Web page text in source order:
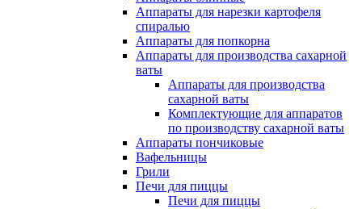
Аппараты для нарезки картофеля
спиралью
Аппараты для попкорна
Аппараты для производства сахарной
ваты
Аппараты для производства
сахарной ваты
Комплектующие для аппаратов
по производству сахарной ваты
Аппараты пончиковые
Вафельницы
Грили
Печи для пиццы
Печи для пиццы